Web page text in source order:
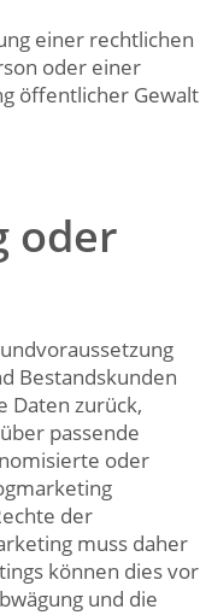
einer rechtlichen
oder einer
öffentlicher Gewalt
oder
Bestandskunden
Daten zurück,
passende
oder
der
muss daher
können dies vor
und die